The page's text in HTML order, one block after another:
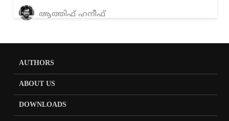
ആത്തിഫ് ഹനീഫ്
AUTHORS
ABOUT US
DOWNLOADS